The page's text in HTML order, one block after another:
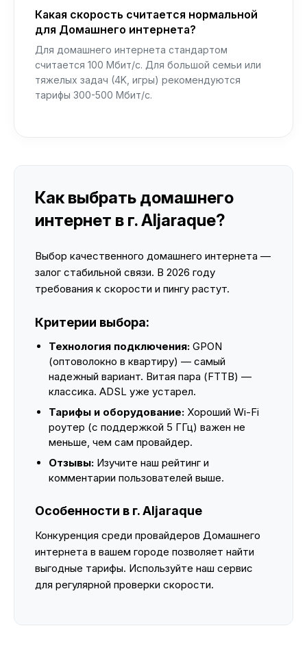
Какая скорость считается нормальной
для Домашнего интернета?
Для домашнего интернета стандартом
считается 100 Мбит/с. Для большой семьи или
тяжелых задач (4K, игры) рекомендуются
тарифы 300-500 Мбит/с.
Как выбрать домашнего
интернет в г. Aljaraque?
Выбор качественного домашнего интернета —
залог стабильной связи. В 2026 году
требования к скорости и пингу растут.
Критерии выбора:
Технология подключения: GPON
(оптоволокно в квартиру) — самый
надежный вариант. Витая пара (FTTB) —
классика. ADSL уже устарел.
Тарифы и оборудование: Хороший Wi-Fi
роутер (с поддержкой 5 ГГц) важен не
меньше, чем сам провайдер.
Отзывы: Изучите наш рейтинг и
комментарии пользователей выше.
Особенности в г. Aljaraque
Конкуренция среди провайдеров Домашнего
интернета в вашем городе позволяет найти
выгодные тарифы. Используйте наш сервис
для регулярной проверки скорости.